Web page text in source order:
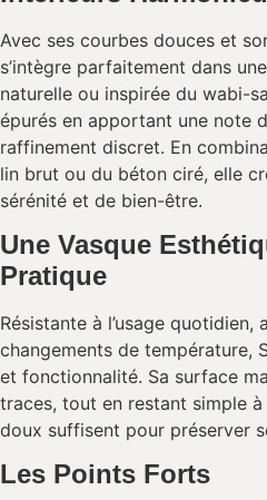
Avec ses courbes douces et
s’intègre parfaitement dans
naturelle ou inspirée du wabi-
épurés en apportant une note
raffinement discret. En
lin brut ou du béton ciré, elle
sérénité et de bien-être.
Une Vasque
Pratique
Résistante à l’usage quotidien,
changements de température,
et fonctionnalité. Sa surface
traces, tout en restant simple
doux suffisent pour préserver
Les Points Forts